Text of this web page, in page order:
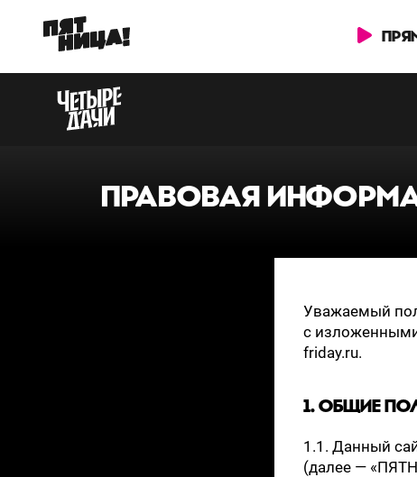
ПРАВОВАЯ
Уважаемый
с
friday.ru.
1. ОБЩИЕ
1.1. Данный
(далее —